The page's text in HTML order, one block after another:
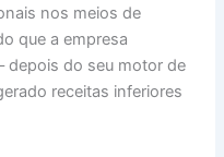
nos meios de
que a empresa
depois do seu motor de
receitas inferiores